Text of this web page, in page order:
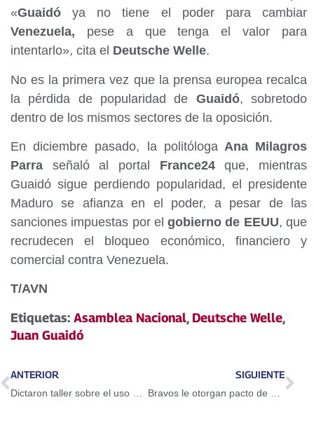
«Guaidó ya no tiene el poder para cambiar
Venezuela, pese a que tenga el valor para
intentarlo», cita el Deutsche Welle.
No es la primera vez que la prensa europea recalca
la pérdida de popularidad de Guaidó, sobretodo
dentro de los mismos sectores de la oposición.
En diciembre pasado, la politólogaAna Milagros
Parra señaló al portal France24que, mientras
Guaidó sigue perdiendo popularidad, el presidente
Maduro se afianza en el poder, a pesar de las
sanciones impuestas por elgobierno de EEUU, que
recrudecen el bloqueo económico, financiero y
comercial contra Venezuela.
T/AVN
Etiquetas: Asamblea Nacional, Deutsche Welle,
Juan Guaidó
ANTERIOR SIGUIENTE